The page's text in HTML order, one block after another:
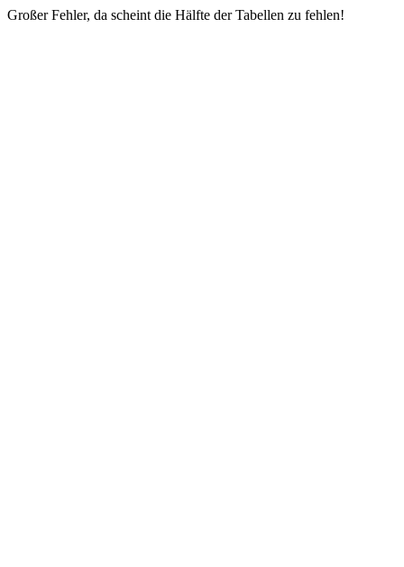
Großer Fehler, da scheint die Hälfte der Tabellen zu fehlen!